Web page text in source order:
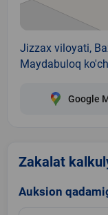
Jizzax viloyati,
Maydabuloq
Google
Zakalat
Auksion